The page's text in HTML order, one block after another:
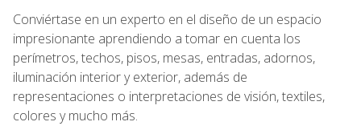
Conviértase en un experto en el diseño de un espacio
impresionante aprendiendo a tomar en cuenta los
perímetros, techos, pisos, mesas, entradas, adornos,
iluminación interior y exterior, además de
representaciones o interpretaciones de visión, textiles,
colores y mucho más.